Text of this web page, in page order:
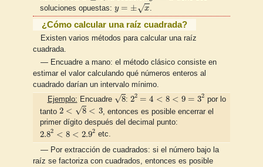
soluciones opuestas: y = ±√x
x
.
¿Cómo calcular una raíz cuadrada?
Existen varios métodos para calcular una raíz
cuadrada.
— Encuadre a mano: el método clásico consiste en
estimar el valor calculando qué números enteros al
cuadrado darían un intervalo mínimo.
Ejemplo: Encuadre √8
8
: 22 = 4 < 8 < 9 = 32
22=4<8<9=32
por lo
tanto 2 < √8 < 3
2<8< 3
, entonces es posible encerrar el
primer dígito después del decimal punto:
2.82 < 8 < 2.92
2.82 <2.9
etc.
— Por extracción de cuadrados: si el número bajo la
raíz se factoriza con cuadrados, entonces es posible